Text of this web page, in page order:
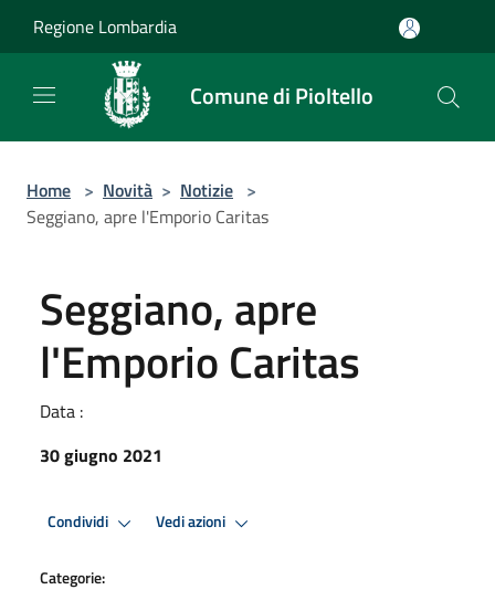
Regione Lombardia
Comune di Pioltello
Home > Novità > Notizie >
Seggiano, apre l'Emporio Caritas
Seggiano, apre
l'Emporio Caritas
Data :
30 giugno 2021
Condividi Vedi azioni
Categorie: